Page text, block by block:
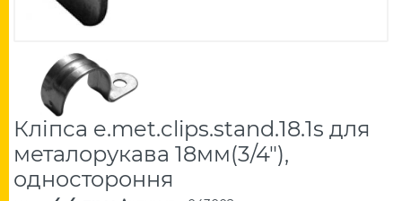
Кліпса e.met.clips.stand.18.1s для
металорукава 18мм(3/4"),
одностороння